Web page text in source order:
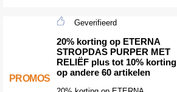
PROMOS
Geverifieerd
20% korting op ETERNA
STROPDAS PURPER MET
RELIËF plus tot 10% korting
op andere 60 artikelen